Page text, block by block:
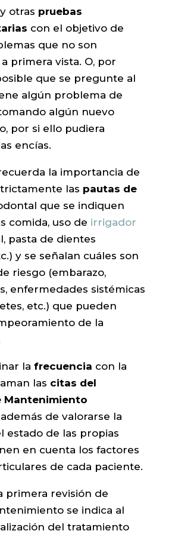
y otras pruebas
con el objetivo de
que no son
primera vista. O, por
que se pregunte al
algún problema de
algún nuevo
por si ello pudiera
encías.
la importancia de
las pautas de
que se indiquen
comida, uso de irrigador
pasta de dientes
y se señalan cuáles son
riesgo (embarazo,
enfermedades sistémicas
etc.) que pueden
de la
la frecuencia con la
las citas del
Mantenimiento
además de valorarse la
estado de las propias
en cuenta los factores
de cada paciente.
primera revisión de
se indica al
del tratamiento